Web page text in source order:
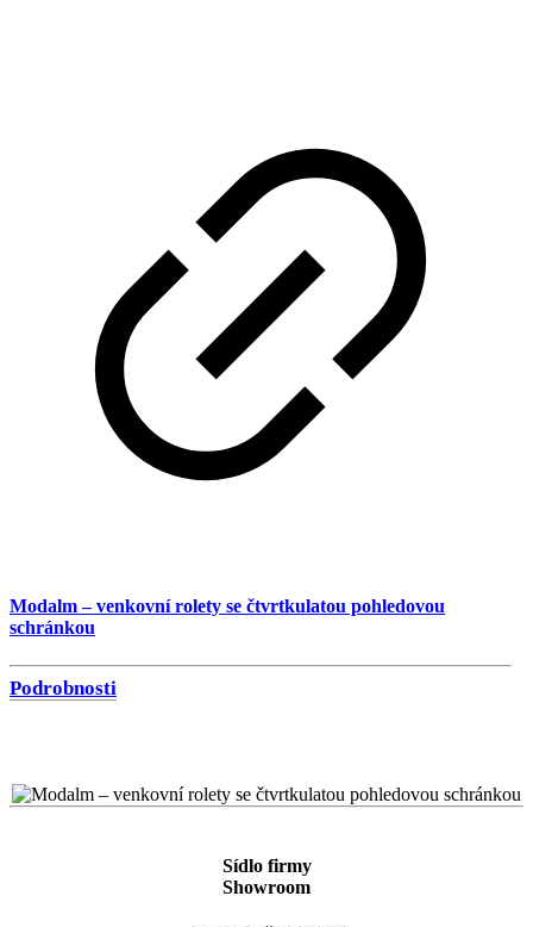
Modalm – venkovní rolety se čtvrtkulatou pohledovou
schránkou
Podrobnosti
Sídlo firmy
Showroom